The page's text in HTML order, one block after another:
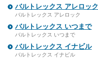
バルトレックス アレロック
バルトレックス アレロック
バルトレックス いつまで
バルトレックス いつまで
バルトレックス イナビル
バルトレックス イナビル